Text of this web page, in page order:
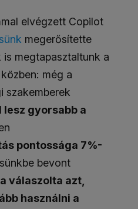
elvégzett Copilot
megerősítette
megtapasztaltunk a
még a
szakemberek
lesz gyorsabb a
pontossága 7%-
bevont
válaszolta azt,
használni a